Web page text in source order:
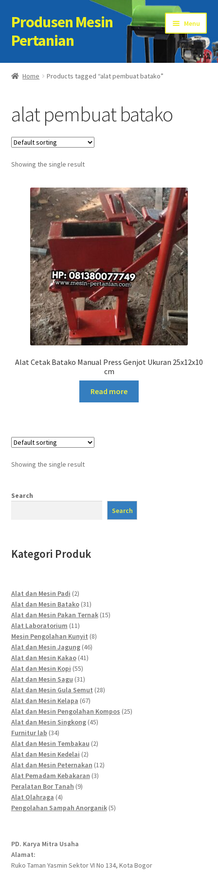
Skip
to
navigation
Skip
to
content
Produsen Mesin
Pertanian
Menu
Home
Cart
Checkout
Kontak Kami
My account
Sample Page
Home Products tagged “alat pembuat batako”
alat pembuat batako
Showing the single result
Alat Cetak Batako Manual Press Genjot Ukuran 25x12x10
cm
Read more
Showing the single result
Search
Search
Kategori Produk
Alat dan Mesin Padi 22
products
Alat dan Mesin Batako 3131
products
Alat dan Mesin Pakan Ternak 1515
Alat Laboratorium 1111
products
Mesin Pengolahan Kunyit 88
Alat dan Mesin Jagung 4646
Alat dan Mesin Kakao 4141
Alat dan Mesin Kopi 5555
products
Alat dan Mesin Sagu 3131
products
Alat dan Mesin Gula Semut 2828
Alat dan Mesin Kelapa 6767
products
Alat dan Mesin Pengolahan Kompos 2525
Alat dan Mesin Singkong 4545
Furnitur lab 3434
products
Alat dan Mesin Tembakau 22
Alat dan Mesin Kedelai 22
products
Alat dan Mesin Peternakan 1212
Alat Pemadam Kebakaran 33
Peralatan Bor Tanah 99
Alat Olahraga 44
products
Pengolahan Sampah Anorganik 55
PD. Karya Mitra Usaha
Alamat:
Ruko Taman Yasmin Sektor VI No 134, Kota Bogor